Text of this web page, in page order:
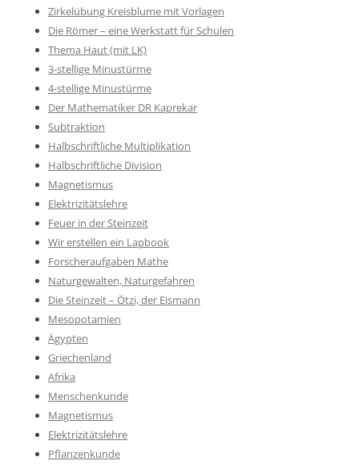
Zirkelübung Kreisblume mit Vorlagen
Die Römer – eine Werkstatt für Schulen
Thema Haut (mit LK)
3-stellige Minustürme
4-stellige Minustürme
Der Mathematiker DR Kaprekar
Subtraktion
Halbschriftliche Multiplikation
Halbschriftliche Division
Magnetismus
Elektrizitätslehre
Feuer in der Steinzeit
Wir erstellen ein Lapbook
Forscheraufgaben Mathe
Naturgewalten, Naturgefahren
Die Steinzeit – Ötzi, der Eismann
Mesopotamien
Ägypten
Griechenland
Afrika
Menschenkunde
Magnetismus
Elektrizitätslehre
Pflanzenkunde